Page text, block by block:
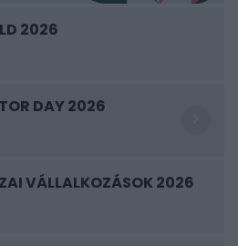
2026
DAY 2026
VÁLLALKOZÁSOK